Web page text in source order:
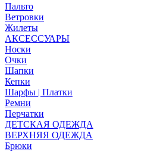
Пальто
Ветровки
Жилеты
АКСЕССУАРЫ
Носки
Очки
Шапки
Кепки
Шарфы | Платки
Ремни
Перчатки
ДЕТСКАЯ ОДЕЖДА
ВЕРХНЯЯ ОДЕЖДА
Брюки